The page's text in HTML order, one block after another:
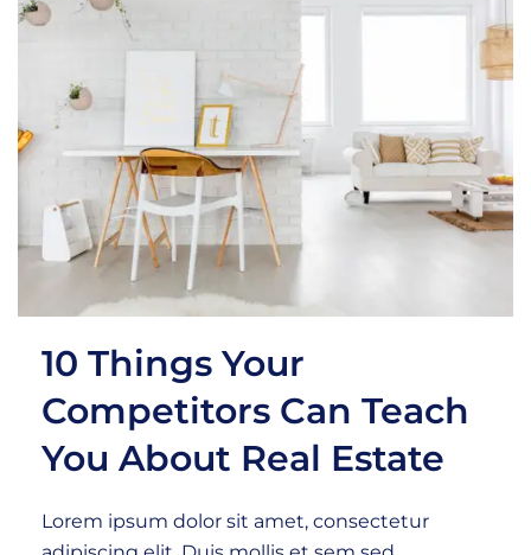
10 Things Your
Competitors Can Teach
You About Real Estate
Lorem ipsum dolor sit amet, consectetur